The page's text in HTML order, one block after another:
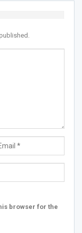
browser for the